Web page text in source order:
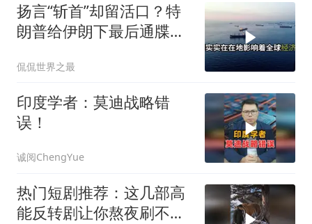
扬言“斩首”却留活口？特
朗普给伊朗下最后通牒，
侃侃世界之最
印度学者：莫迪战略错
误！
诚阅ChengYue
热门短剧推荐：这几部高
能反转剧让你熬夜刷不